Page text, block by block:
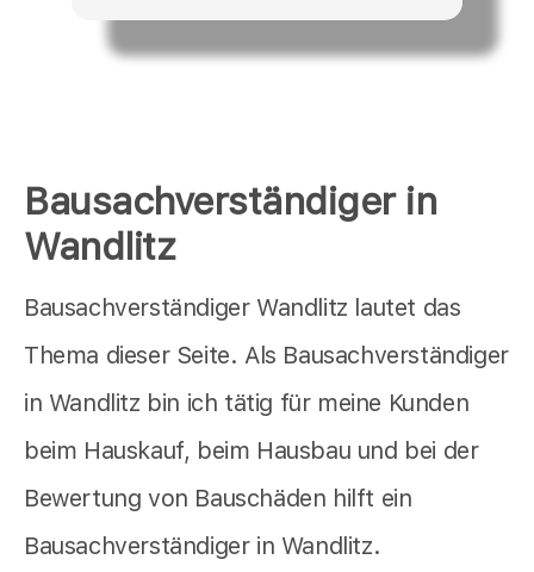
Bausachverständiger in
Wandlitz
Bausachverständiger Wandlitz lautet das
Thema dieser Seite. Als Bausachverständiger
in Wandlitz bin ich tätig für meine Kunden
beim Hauskauf, beim Hausbau und bei der
Bewertung von Bauschäden hilft ein
Bausachverständiger in Wandlitz.